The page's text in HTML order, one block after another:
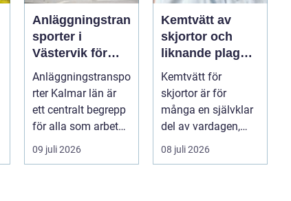
Anläggningstran
sporter i
Västervik för
effektiva
byggprojekt
Anläggningstranspo
rter Kalmar län är
ett centralt begrepp
för alla som arbetar
m...
09 juli 2026
Kemtvätt av
skjortor och
liknande plagg:
Så fungerar
professionell
klädvård i
praktiken
Kemtvätt för
skjortor är för
många en självklar
del av vardagen,
men ...
08 juli 2026